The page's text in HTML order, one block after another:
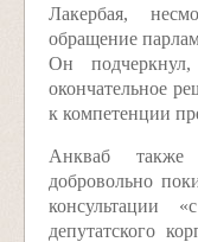
Лакербая,
обращение
Он подчеркнул,
окончательное
к компетенции
Анкваб
добровольно
консультации
депутатского